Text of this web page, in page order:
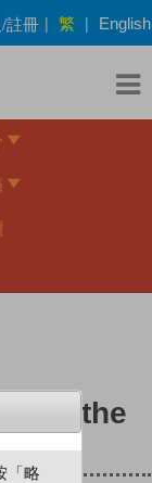
註冊 | 繁 | English
in the
「略